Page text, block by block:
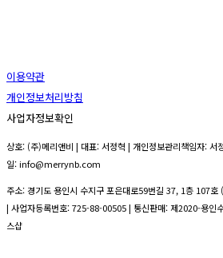
이용약관
개인정보처리방침
사업자정보확인
상호: (주)메리앤비 | 대표: 서정혁 | 개인정보관리책임자:
일: info@merrynb.com
주소: 경기도 용인시 수지구 포은대로59번길 37, 1층 107호
| 사업자등록번호:725-88-00505| 통신판매:제2020-용인
스샵